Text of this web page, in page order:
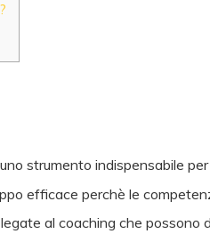
strumento indispensabile
efficace perchè le
al coaching che possono